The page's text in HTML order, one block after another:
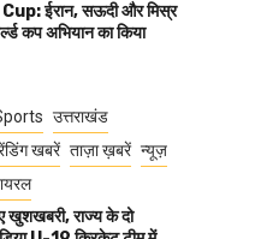
ईरान, सऊदी और मिस्र
कप अभियान का किया
उत्तराखंड
खबरें ताज़ा ख़बरें न्यूज़
खुशखबरी, राज्य के दो